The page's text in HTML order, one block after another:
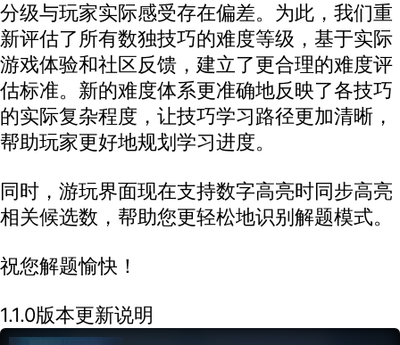
分级与玩家实际感受存在偏差。为此，我们重
新评估了所有数独技巧的难度等级，基于实际
游戏体验和社区反馈，建立了更合理的难度评
估标准。新的难度体系更准确地反映了各技巧
的实际复杂程度，让技巧学习路径更加清晰，
帮助玩家更好地规划学习进度。
同时，游玩界面现在支持数字高亮时同步高亮
相关候选数，帮助您更轻松地识别解题模式。
祝您解题愉快！
1.1.0版本更新说明